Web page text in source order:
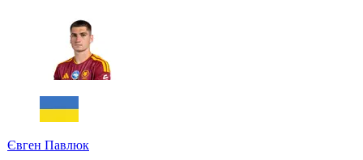
Євген Павлюк